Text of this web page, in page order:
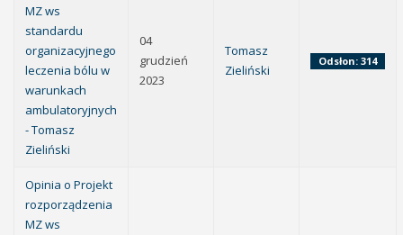
MZ ws
standardu
organizacyjnego
leczenia bólu w
warunkach
ambulatoryjnych
- Tomasz
Zieliński
04
grudzień
2023
Tomasz
Zieliński
Odsłon: 314
Opinia o Projekt
rozporządzenia
MZ ws